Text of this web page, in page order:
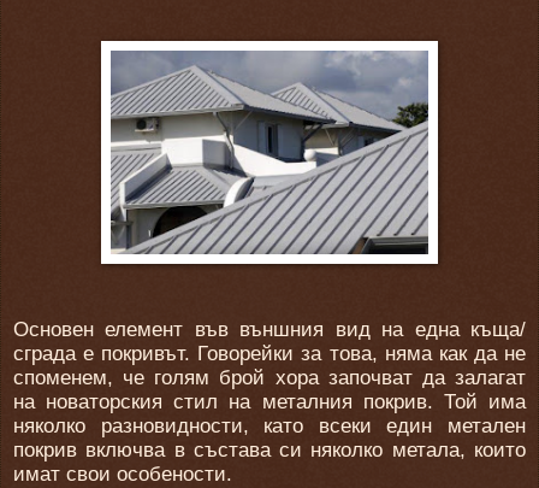
Основен елемент във външния вид на една къща/
сграда е покривът. Говорейки за това, няма как да не
споменем, че голям брой хора започват да залагат
на новаторския стил на металния покрив. Той има
няколко разновидности, като всеки един метален
покрив включва в състава си няколко метала, които
имат свои особености.